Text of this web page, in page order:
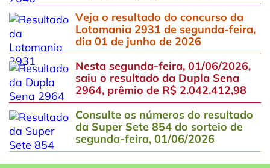
Veja o resultado do concurso da
Lotomania 2931 de segunda-feira,
dia 01 de junho de 2026
Nesta segunda-feira, 01/06/2026,
saiu o resultado da Dupla Sena
2964, prêmio de R$ 2.042.412,98
Consulte os números do resultado
da Super Sete 854 do sorteio de
segunda-feira, 01/06/2026